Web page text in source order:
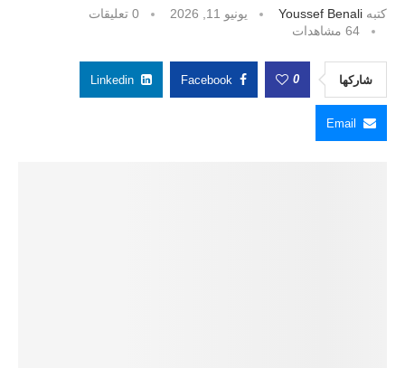
كتبه Youssef Benali يونيو 11, 2026
0 تعليقات
64 مشاهدات
شاركها 0
Facebook
Linkedin
Email